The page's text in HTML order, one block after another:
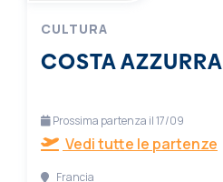
CULTURA
COSTA AZZURRA
Prossima partenza il 17/09
Vedi tutte le partenze
Francia